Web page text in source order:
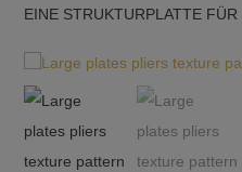
EINE STRUKTURPLATTE